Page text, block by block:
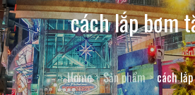
cách lắp bơm
Home Sản phẩm cách